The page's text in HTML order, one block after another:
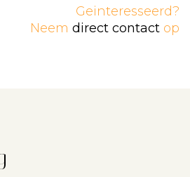
Geinteresseerd?
Neem direct contact op